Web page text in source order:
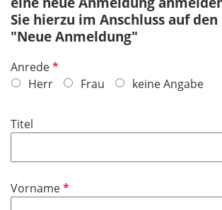
Sie hierzu im Anschluss auf
"Neue Anmeldung"
AnredeP
f
c
f
e
Herr Frau keine Angabe
Titel
VornameP